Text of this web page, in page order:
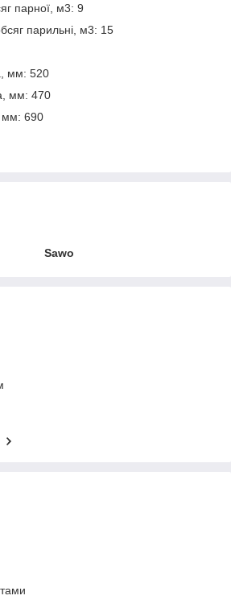
парної, м3: 9
парильні, м3: 15
мм: 520
мм: 470
мм: 690
Sawo